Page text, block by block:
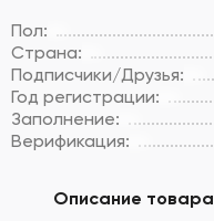
Пол:
Страна:
Подписчики/Друзья:
Год регистрации:
Заполнение:
Верификация:
Описание товара